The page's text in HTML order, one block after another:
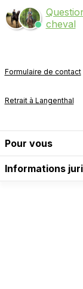
cheval
Formulaire de contact
Retrait à Langenthal
Pour vous
Informations